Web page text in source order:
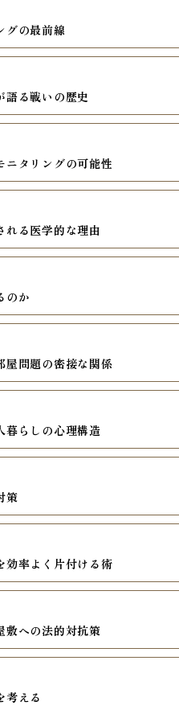
グの最前線
語る戦いの歴史
ニタリングの可能性
れる医学的な理由
のか
屋問題の密接な関係
暮らしの心理構造
策
効率よく片付ける術
敷への法的対抗策
考える